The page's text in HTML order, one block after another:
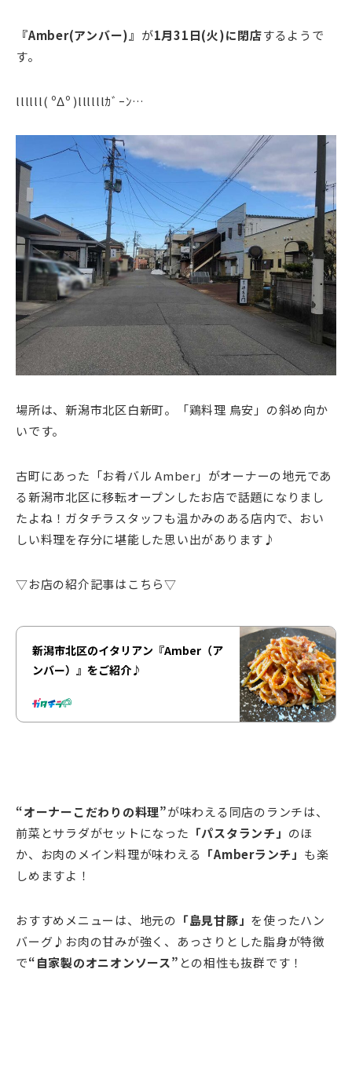
『Amber(アンバー)』 が1月31日(火)に閉店するようで
す。
llllll( ºΔº )llllllｶﾞｰﾝ…
場所は、新潟市北区白新町。「鶏料理 鳥安」の斜め向か
いです。
古町にあった「お肴バル Amber」がオーナーの地元であ
る新潟市北区に移転オープンしたお店で話題になりまし
たよね！ガタチラスタッフも温かみのある店内で、おい
しい料理を存分に堪能した思い出があります♪
▽お店の紹介記事はこちら▽
新潟市北区のイタリアン『Amber（ア
ンバー）』をご紹介♪
“オーナーこだわりの料理”が味わえる同店のランチは、
前菜とサラダがセットになった 「パスタランチ」 のほ
か、お肉のメイン料理が味わえる 「Amberランチ」 も楽
しめますよ！
おすすめメニューは、地元の 「島見甘豚」 を使ったハン
バーグ♪お肉の甘みが強く、あっさりとした脂身が特徴
で“自家製のオニオンソース” との相性も抜群です！